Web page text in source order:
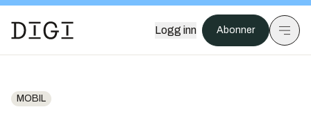
Logg inn Abonner
MOBIL